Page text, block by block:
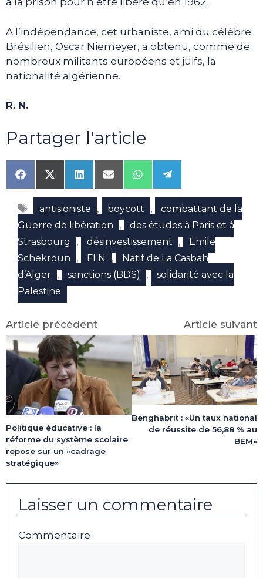
A l’indépendance, cet urbaniste, ami du célèbre
Brésilien, Oscar Niemeyer, a obtenu, comme de
nombreux militants européens et juifs, la
nationalité algérienne.
R. N.
Partager l'article
Share
on
Facebook
Share
on
X
(Twitter)
Share
on
LinkedIn
Share
on
Email
Share
on
WhatsApp
Share
on
Telegram
Étiquettes
antisioniste , boycott ,
combattant de la
Guerre de libération
,
des études à Paris et à
Strasbourg
, désinvestissement ,
Emile
Schekroun
, FLN ,
Natif de La Casbah
d’Alger , sanctions (BDS) ,
solidarité avec la
Palestine
Article précédent
Politique éducative : la
réforme du système scolaire
repose sur un «cadrage
stratégique»
Article suivant
Benghabrit : «Un taux national
de réussite de 56,88 % au
BEM»
Laisser un commentaire
Commentaire